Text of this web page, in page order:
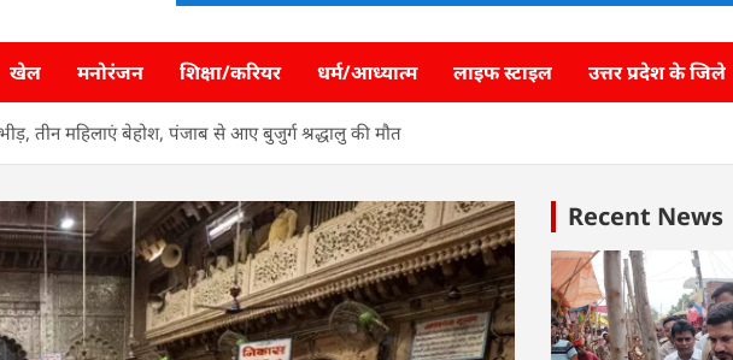
खेल मनोरंजन शिक्षा/करियर धर्म/आध्यात्म लाइफ स्टाइल उत्तर प्रदेश के जिले
तीन महिलाएं बेहोश, पंजाब से आए बुजुर्ग श्रद्धालु की मौत
Recent News